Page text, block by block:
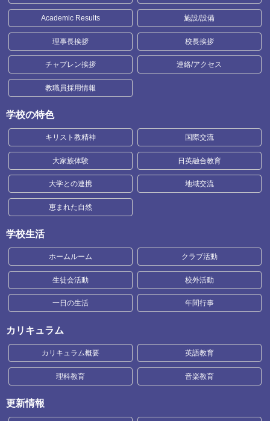
Academic Results 施設/設備
理事長挨拶 校長挨拶
チャプレン挨拶 連絡/アクセス
教職員採用情報
学校の特色
キリスト教精神 国際交流
大家族体験 日英融合教育
大学との連携 地域交流
恵まれた自然
学校生活
ホームルーム クラブ活動
生徒会活動 校外活動
一日の生活 年間行事
カリキュラム
カリキュラム概要 英語教育
理科教育 音楽教育
更新情報